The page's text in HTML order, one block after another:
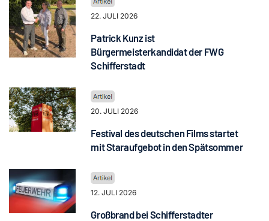
22. JULI 2026
Patrick Kunz ist
Bürgermeisterkandidat der FWG
Schifferstadt
20. JULI 2026
Festival des deutschen Films startet
mit Staraufgebot in den Spätsommer
12. JULI 2026
Großbrand bei Schifferstadter